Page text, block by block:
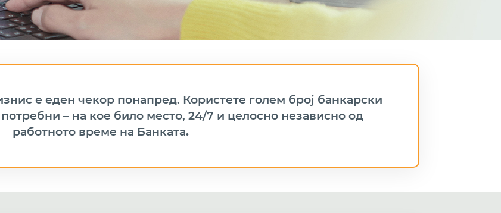
е еден чекор понапред. Користeте голем број банкарски
– на кое било место, 24/7 и целосно независно од
работното време на Банката.